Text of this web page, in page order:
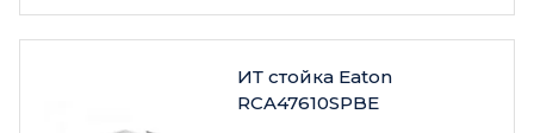
ИТ стойка Eaton
RCA47610SPBE